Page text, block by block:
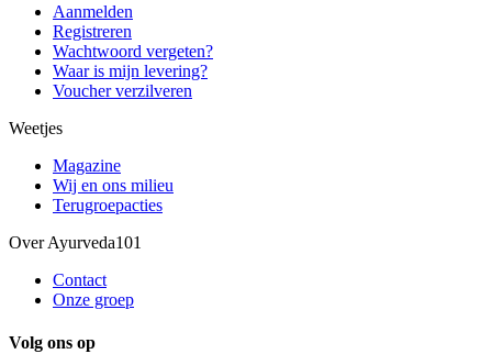
Aanmelden
Registreren
Wachtwoord vergeten?
Waar is mijn levering?
Voucher verzilveren
Weetjes
Magazine
Wij en ons milieu
Terugroepacties
Over Ayurveda101
Contact
Onze groep
Volg ons op